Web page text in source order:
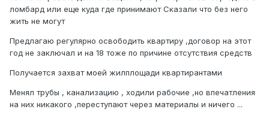
ломбард или еще куда где принимают Сказали что без него
жить не могут
Предлагаю регулярно освободить квартиру ,договор на этот
год не заключал и на 18 тоже по причине отсутствия средств
Получается захват моей жилплощади квартирантами
Менял трубы , канализацию , ходили рабочие ,но впечатления
на них никакого ,переступают через материалы и ничего ...